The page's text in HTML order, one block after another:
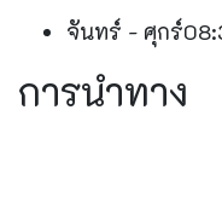
จันทร์ - ศุกร์
การนำทาง